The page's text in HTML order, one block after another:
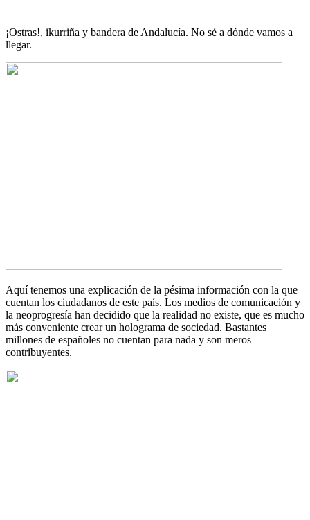
¡Ostras!, ikurriña y bandera de Andalucía. No sé a dónde vamos a
llegar.
Aquí tenemos una explicación de la pésima información con la que
cuentan los ciudadanos de este país. Los medios de comunicación y
la neoprogresía han decidido que la realidad no existe, que es mucho
más conveniente crear un holograma de sociedad. Bastantes
millones de españoles no cuentan para nada y son meros
contribuyentes.